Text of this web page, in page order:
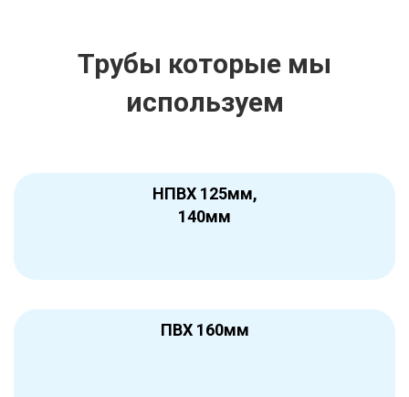
Трубы которые мы
используем
НПВХ 125мм,
140мм
ПВХ 160мм